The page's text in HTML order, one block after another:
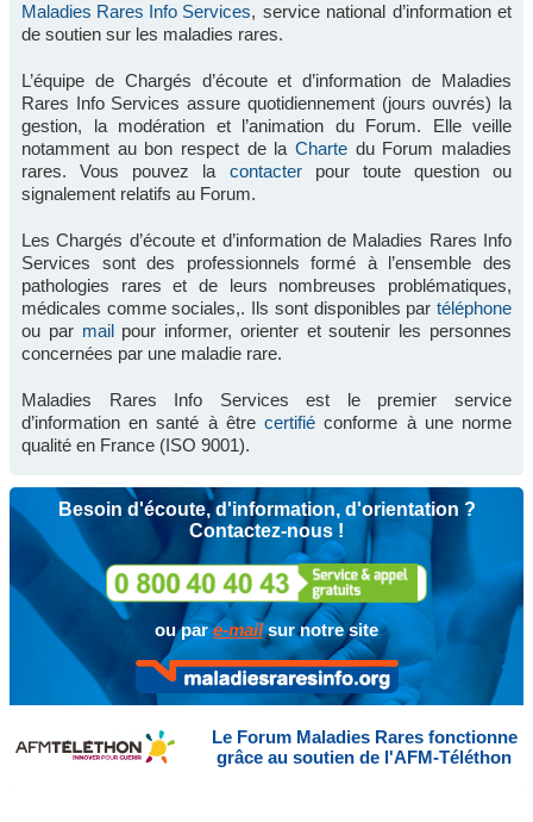
Maladies Rares Info Services, service national d’information et
de soutien sur les maladies rares.
L’équipe de Chargés d’écoute et d’information de Maladies
Rares Info Services assure quotidiennement (jours ouvrés) la
gestion, la modération et l’animation du Forum. Elle veille
notamment au bon respect de la Charte du Forum maladies
rares. Vous pouvez la contacterpour toute question ou
signalement relatifs au Forum.
Les Chargés d’écoute et d’information de Maladies Rares Info
Services sont des professionnels formé à l’ensemble des
pathologies rares et de leurs nombreuses problématiques,
médicales comme sociales,. Ils sont disponibles par téléphone
ou par mailpour informer, orienter et soutenir les personnes
concernées par une maladie rare.
Maladies Rares Info Services est le premier service
d’information en santé à êtrecertifié conforme à une norme
qualité en France (ISO 9001).
Besoin d'écoute, d'information, d'orientation ?
Contactez-nous !
ou pare-mailsur notre site
Le Forum Maladies Rares fonctionne
grâce au soutien de l'AFM-Téléthon